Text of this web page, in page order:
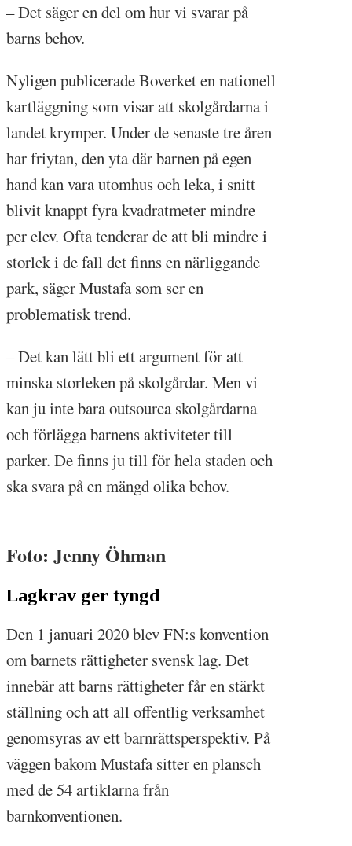
– Det säger en del om hur vi svarar på
barns behov.
Nyligen publicerade Boverket en nationell
kartläggning som visar att skolgårdarna i
landet krymper. Under de senaste tre åren
har friytan, den yta där barnen på egen
hand kan vara utomhus och leka, i snitt
blivit knappt fyra kvadratmeter mindre
per elev. Ofta tenderar de att bli mindre i
storlek i de fall det finns en närliggande
park, säger Mustafa som ser en
problematisk trend.
– Det kan lätt bli ett argument för att
minska storleken på skolgårdar. Men vi
kan ju inte bara outsourca skolgårdarna
och förlägga barnens aktiviteter till
parker. De finns ju till för hela staden och
ska svara på en mängd olika behov.
Foto: Jenny Öhman
Lagkrav ger tyngd
Den 1 januari 2020 blev FN:s konvention
om barnets rättigheter svensk lag. Det
innebär att barns rättigheter får en stärkt
ställning och att all offentlig verksamhet
genomsyras av ett barnrättsperspektiv. På
väggen bakom Mustafa sitter en plansch
med de 54 artiklarna från
barnkonventionen.